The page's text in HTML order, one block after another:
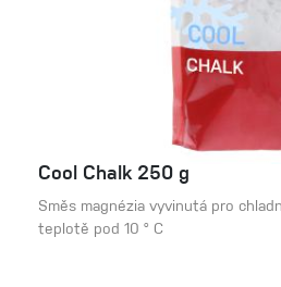
Cool Chalk 250 g
Směs magnézia vyvinutá pro
teplotě pod 10 ° C